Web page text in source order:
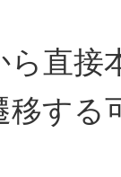
直接
移す